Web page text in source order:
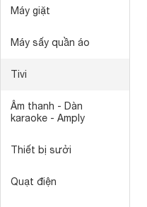
Máy giặt
Máy sấy quần áo
Tivi
Âm thanh - Dàn
karaoke - Amply
Thiết bị sưởi
Quạt điện